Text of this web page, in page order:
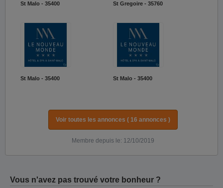
St Malo - 35400 St Gregoire - 35760
St Malo - 35400 St Malo - 35400
Voir toutes les annonces ( 16 annonces )
Membre depuis le: 12/10/2019
Vous n'avez pas trouvé votre bonheur ?